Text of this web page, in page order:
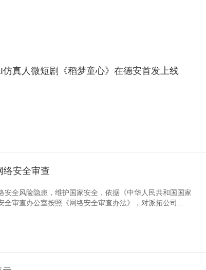
真人微短剧《稻梦童心》在德安首发上线
络安全审查
全风险隐患，维护国家安全，依据《中华人民共和国国家
审查办公室按照《网络安全审查办法》，对派拓公司...